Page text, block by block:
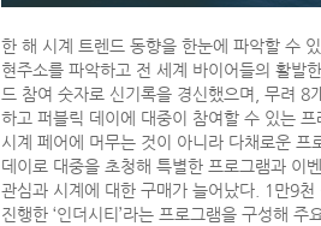
한 해 시계 트렌드 동향을 한눈에 파악할 수
현주소를 파악하고 전 세계 바이어들의 활발
드 참여 숫자로 신기록을 경신했으며, 무려
하고 퍼블릭 데이에 대중이 참여할 수 있는
시계 페어에 머무는 것이 아니라 다채로운
데이로 대중을 초청해 특별한 프로그램과 이
관심과 시계에 대한 구매가 늘어났다. 1만9
진행한 ‘인더시티’라는 프로그램을 구성해